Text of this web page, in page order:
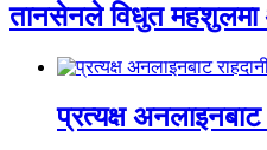
तानसेनले विधुत महशुलमा
प्रत्यक्ष अनलाइनबाट